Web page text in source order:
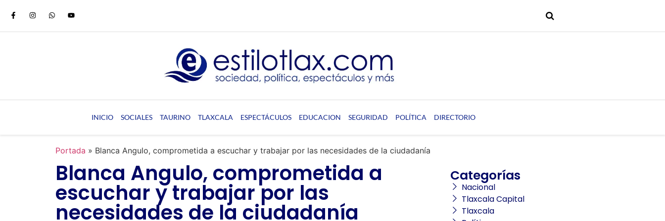
INICIO SOCIALES TAURINO TLAXCALA ESPECTÁCULOS EDUCACION SEGURIDAD POLÍTICA DIRECTORIO
Portada » Blanca Angulo, comprometida a escuchar y trabajar por las necesidades de la ciudadanía
Blanca Angulo, comprometida a
escuchar y trabajar por las
necesidades de la ciudadanía
Categorías
Nacional
Tlaxcala Capital
Tlaxcala